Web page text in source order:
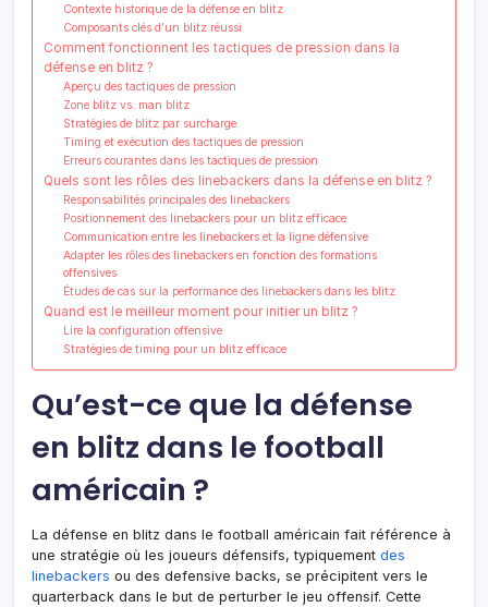
Contexte historique de la défense en blitz
Composants clés d’un blitz réussi
Comment fonctionnent les tactiques de pression dans la
défense en blitz ?
Aperçu des tactiques de pression
Zone blitz vs. man blitz
Stratégies de blitz par surcharge
Timing et exécution des tactiques de pression
Erreurs courantes dans les tactiques de pression
Quels sont les rôles des linebackers dans la défense en blitz ?
Responsabilités principales des linebackers
Positionnement des linebackers pour un blitz efficace
Communication entre les linebackers et la ligne défensive
Adapter les rôles des linebackers en fonction des formations
offensives
Études de cas sur la performance des linebackers dans les blitz
Quand est le meilleur moment pour initier un blitz ?
Lire la configuration offensive
Stratégies de timing pour un blitz efficace
Qu’est-ce que la défense
en blitz dans le football
américain ?
La défense en blitz dans le football américain fait référence à
une stratégie où les joueurs défensifs, typiquement des
linebackers ou des defensive backs, se précipitent vers le
quarterback dans le but de perturber le jeu offensif. Cette